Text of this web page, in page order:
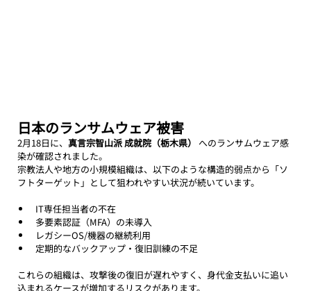
日本のランサムウェア被害
2月18日に、 真言宗智山派 成就院（栃木県）
へのランサムウェア感
染が確認されました。
宗教法人や地方の小規模組織は、以下のような構造的弱点から「ソ
フトターゲット」として狙われやすい状況が続いています。
IT専任担当者の不在
多要素認証（MFA）の未導入
レガシーOS/機器の継続利用
定期的なバックアップ・復旧訓練の不足
これらの組織は、攻撃後の復旧が遅れやすく、身代金支払いに追い
込まれるケースが増加するリスクがあります。